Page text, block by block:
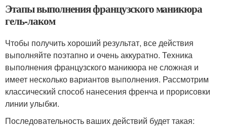
Этапы выполнения французского маникюра
гель-лаком
Чтобы получить хороший результат, все действия
выполняйте поэтапно и очень аккуратно. Техника
выполнения французского маникюра не сложная и
имеет несколько вариантов выполнения. Рассмотрим
классический способ нанесения френча и прорисовки
линии улыбки.
Последовательность ваших действий будет такая: